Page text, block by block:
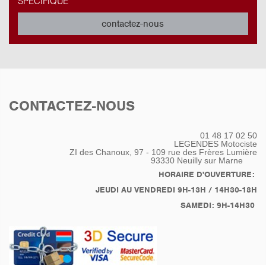
contactez-nous
CONTACTEZ-NOUS
01 48 17 02 50
LEGENDES Motociste
ZI des Chanoux, 97 - 109 rue des Frères Lumière
93330 Neuilly sur Marne
HORAIRE D'OUVERTURE:
JEUDI AU VENDREDI 9H-13H / 14H30-18H
SAMEDI: 9H-14H30